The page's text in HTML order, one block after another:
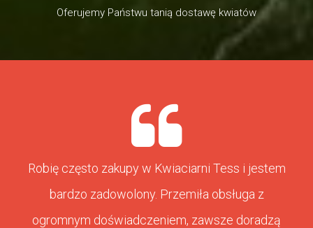
Oferujemy Państwu tanią dostawę kwiatów
Robię często zakupy w Kwiaciarni Tess i jestem
bardzo zadowolony. Przemiła obsługa z
ogromnym doświadczeniem, zawsze doradzą